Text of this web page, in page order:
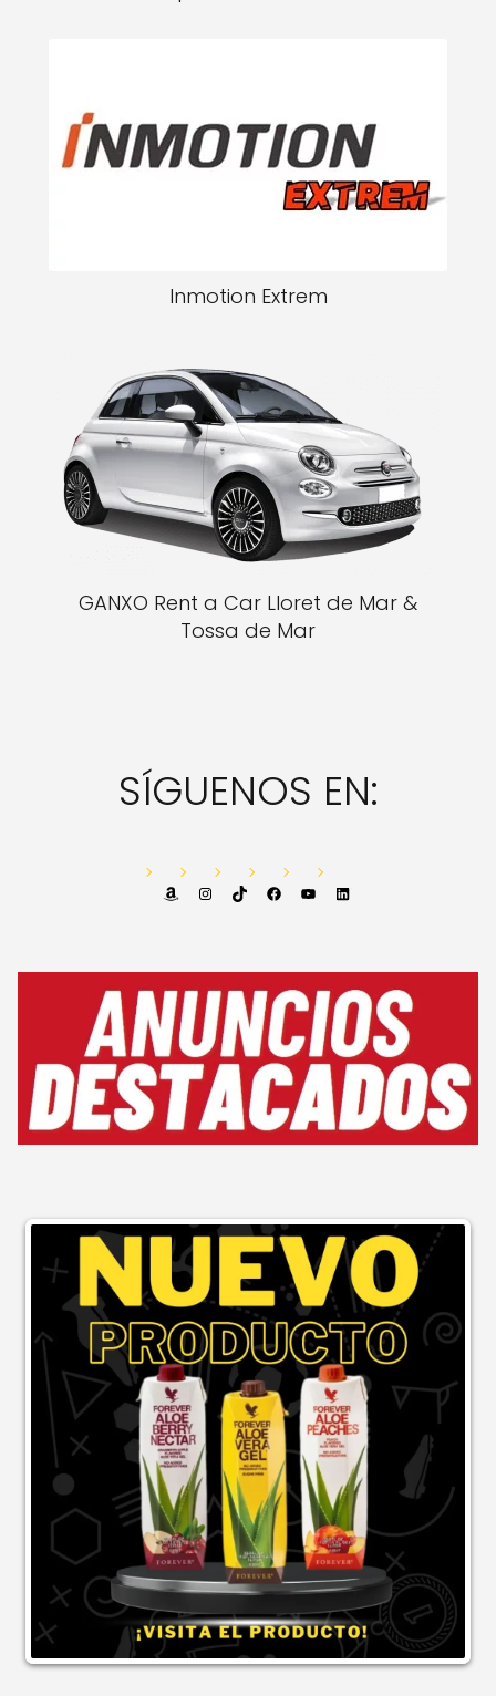
Inmotion Extrem
GANXO Rent a Car Lloret de Mar &
Tossa de Mar
SÍGUENOS EN:
AmazonInstagram
TikTok FacebookYouTube